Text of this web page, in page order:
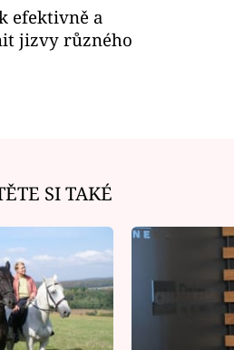
efektivně a
jizvy různého
SI TAKÉ